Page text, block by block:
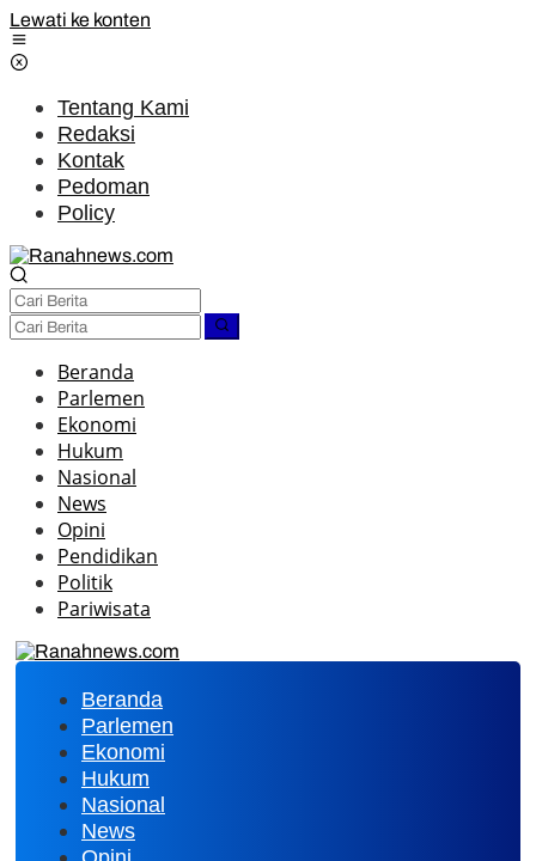
Lewati ke konten
Tentang Kami
Redaksi
Kontak
Pedoman
Policy
Beranda
Parlemen
Ekonomi
Hukum
Nasional
News
Opini
Pendidikan
Politik
Pariwisata
Beranda
Parlemen
Ekonomi
Hukum
Nasional
News